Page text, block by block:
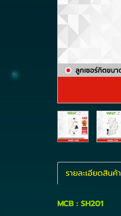
รายละเอียดสินค้า
MCB : SH201